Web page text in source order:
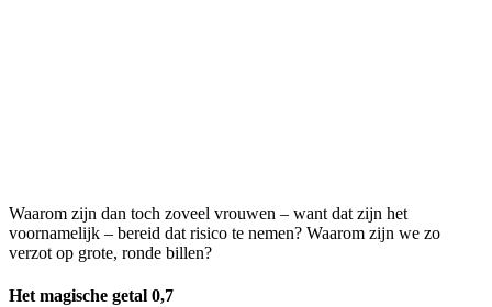
Waarom zijn dan toch zoveel vrouwen – want dat zijn het
voornamelijk – bereid dat risico te nemen? Waarom zijn we zo
verzot op grote, ronde billen?
Het magische getal 0,7